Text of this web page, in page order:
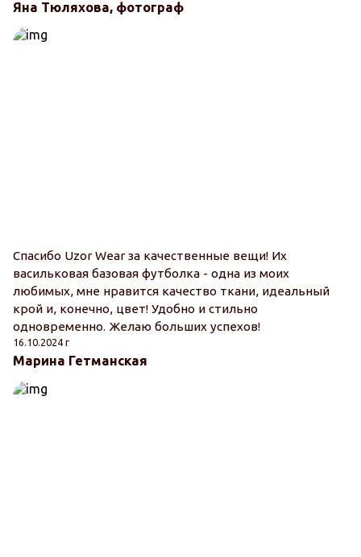
Яна Тюляхова, фотограф
Спасибо Uzor Wear за качественные вещи! Их
васильковая базовая футболка - одна из моих
любимых, мне нравится качество ткани, идеальный
крой и, конечно, цвет! Удобно и стильно
одновременно. Желаю больших успехов!
16.10.2024 г
Марина Гетманская